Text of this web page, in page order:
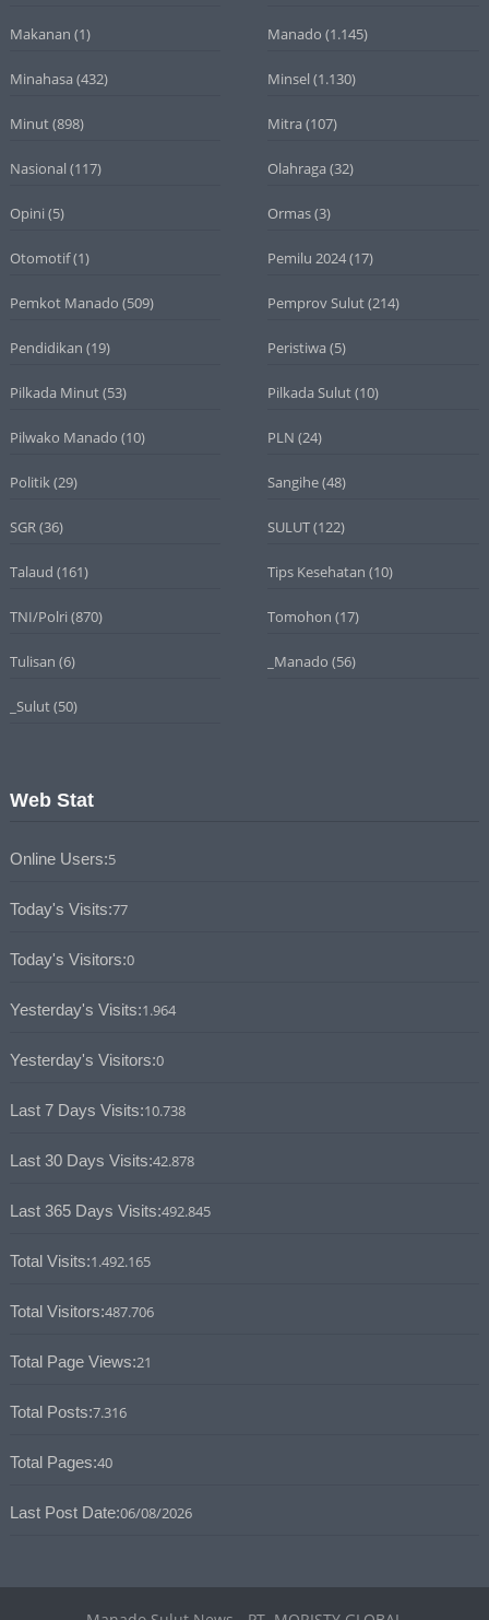
Makanan (1) Manado (1.145)
Minahasa (432) Minsel (1.130)
Minut(898) Mitra (107)
Nasional (117) Olahraga (32)
Opini (5) Ormas(3)
Otomotif(1) Pemilu 2024(17)
Pemkot Manado (509) Pemprov Sulut(214)
Pendidikan (19) Peristiwa (5)
Pilkada Minut(53) Pilkada Sulut(10)
Pilwako Manado (10) PLN (24)
Politik(29) Sangihe(48)
SGR(36) SULUT(122)
Talaud (161) Tips Kesehatan (10)
TNI/Polri (870) Tomohon (17)
Tulisan (6) _Manado (56)
_Sulut(50)
Web Stat
Online Users:5
Today's Visits:77
Today's Visitors:0
Yesterday's Visits:1.964
Yesterday's Visitors:0
Last 7 Days Visits:10.738
Last 30 Days Visits:42.878
Last 365 Days Visits:492.845
Total Visits:1.492.165
Total Visitors:487.706
Total Page Views:21
Total Posts:7.316
Total Pages:40
Last Post Date:06/08/2026